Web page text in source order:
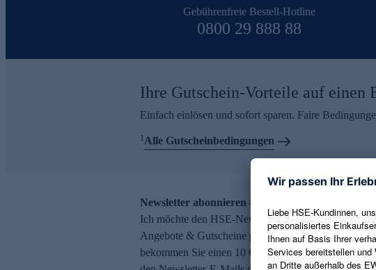
Gebührenfreie Bestell-Hotline
0800 29 888 88
Ihre Gutschein-Vorteile auf einen
Einfach einlösen und sofort sparen. Faire
1Alle Gutscheinbedingungen
Newsletter abonnieren – 10 € Gutschein erhalten
Ich möchte den HSE-Newsletter abonnieren und
Angebote & Gutscheine per E-Mail erhalten. Als
bekommen Sie einen 10 € Gutschein. Eine